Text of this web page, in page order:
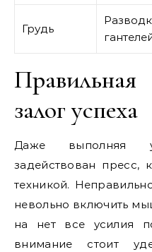
Грудь
залог успеха
Даже выполняя
задействован пресс,
техникой.
невольно включить
на нет все усилия
внимание стоит